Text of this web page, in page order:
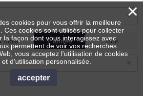
mois 1 année Tout
×
cookies pour vous offrir la meilleure
Ces cookies sont utilisés pour collecter
la façon dont vous interagissez avec
permettent de voir vos recherches.
vous acceptez l'utilisation de cookies
d'utilisation personnalisée.
accepter